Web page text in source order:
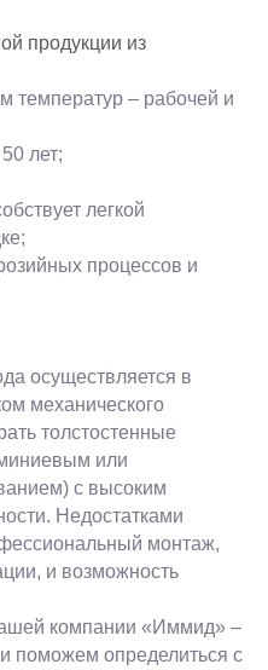
продукции из
температур – рабочей и
лет;
легкой
процессов и
осуществляется в
механического
толстостенные
или
с высоким
Недостатками
монтаж,
и возможность
компании «Иммид» –
поможем определиться с